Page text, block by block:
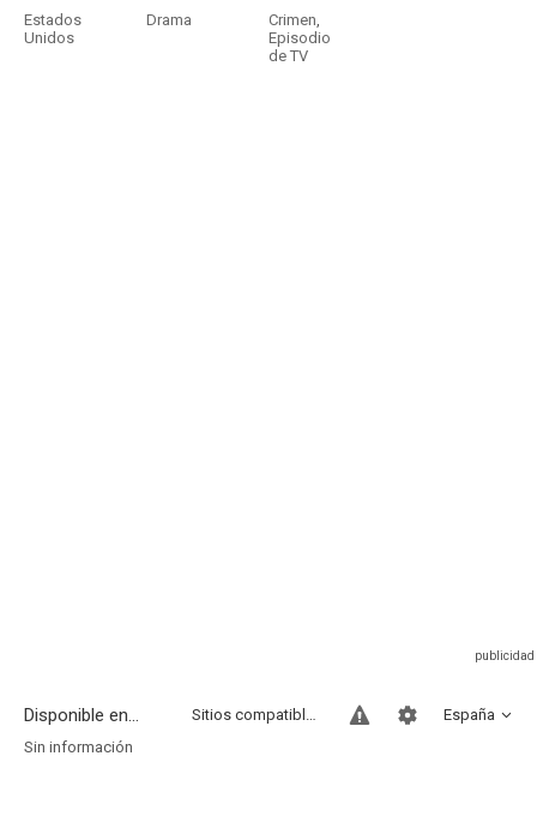
Estados
Unidos
Drama Crimen,
Episodio
de TV
Disponible en... España
Sitios compatibles
Sin información